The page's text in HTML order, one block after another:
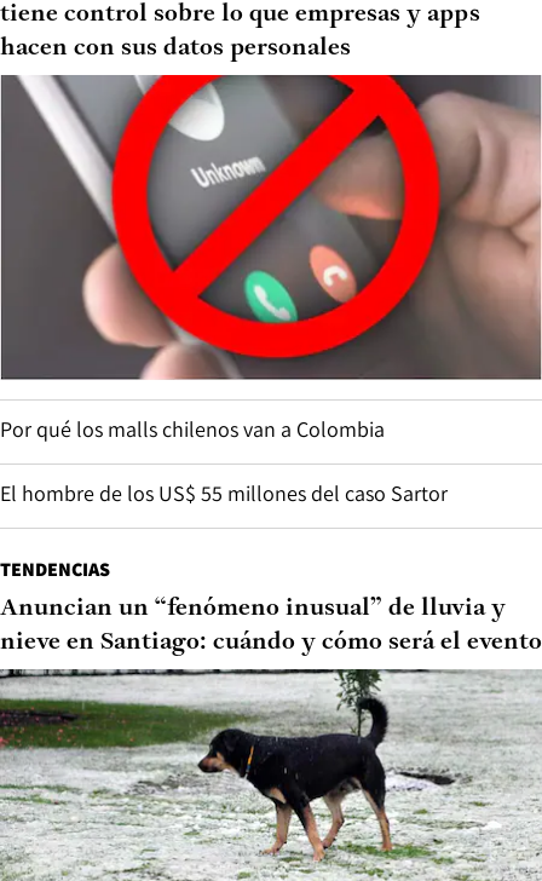
tiene control sobre lo que empresas y apps
hacen con sus datos personales
Por qué los malls chilenos van a Colombia
El hombre de los US$ 55 millones del caso Sartor
TENDENCIAS
Anuncian un “fenómeno inusual” de lluvia y
nieve en Santiago: cuándo y cómo será el evento